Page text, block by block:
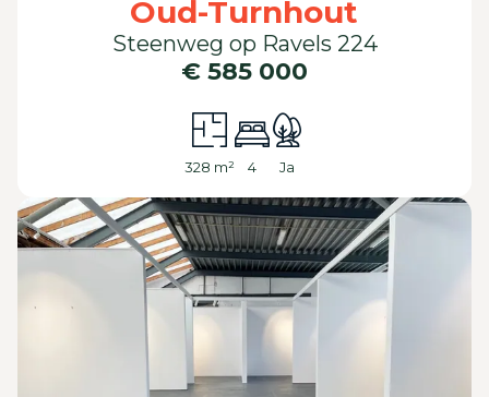
€ 585 000
Oud-Turnhout
Steenweg op Ravels 224
328 m² 4 Ja